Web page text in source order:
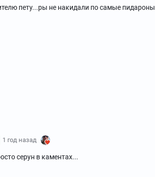
пету...ры не накидали по самые пидароны
1 год назад
серун в каментах...